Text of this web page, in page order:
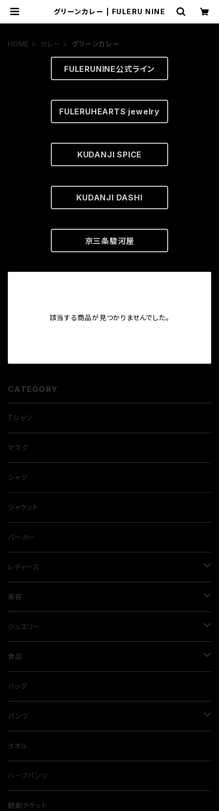
グリーンカレー | FULERU NINE
HOME カレー グリーンカレー
FULERUNINE公式ライン
FULERUHEARTS jewelry
KUDANJI SPICE
KUDANJI DASHI
京三条駿河屋
該当する商品が見つかりませんでした。
CATEGORY
Tシャツ
マスク
シャツ
ジャケット
パーカー
レディース
ワンピース
プリーツ
春夏
パンツ
オールシーズン
スカート
ブラウス
タンクトップ
サロペット
カットソー
カーディガン
美容
オイル
アルガンオイル
ジュエリー
シルバー
ネックレス
タイニーピン
食品
スパイス
出汁
とらふぐ
カレー
麺類
バッグ
パンツ
スウェット
裏毛
オールシーズン
タオル
ハーフパンツ
観劇チケット